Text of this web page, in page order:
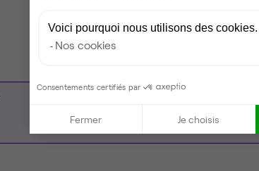
Voici pourquoi nous utilisons des cookies.
Nos cookies
Consentements certifiés par
Fermer Je choisis